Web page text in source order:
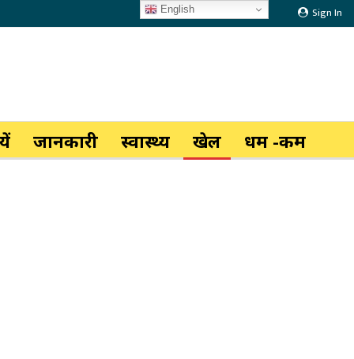
Sign In
जानकारी स्वास्थ्य खेल धर्म -कर्म
English